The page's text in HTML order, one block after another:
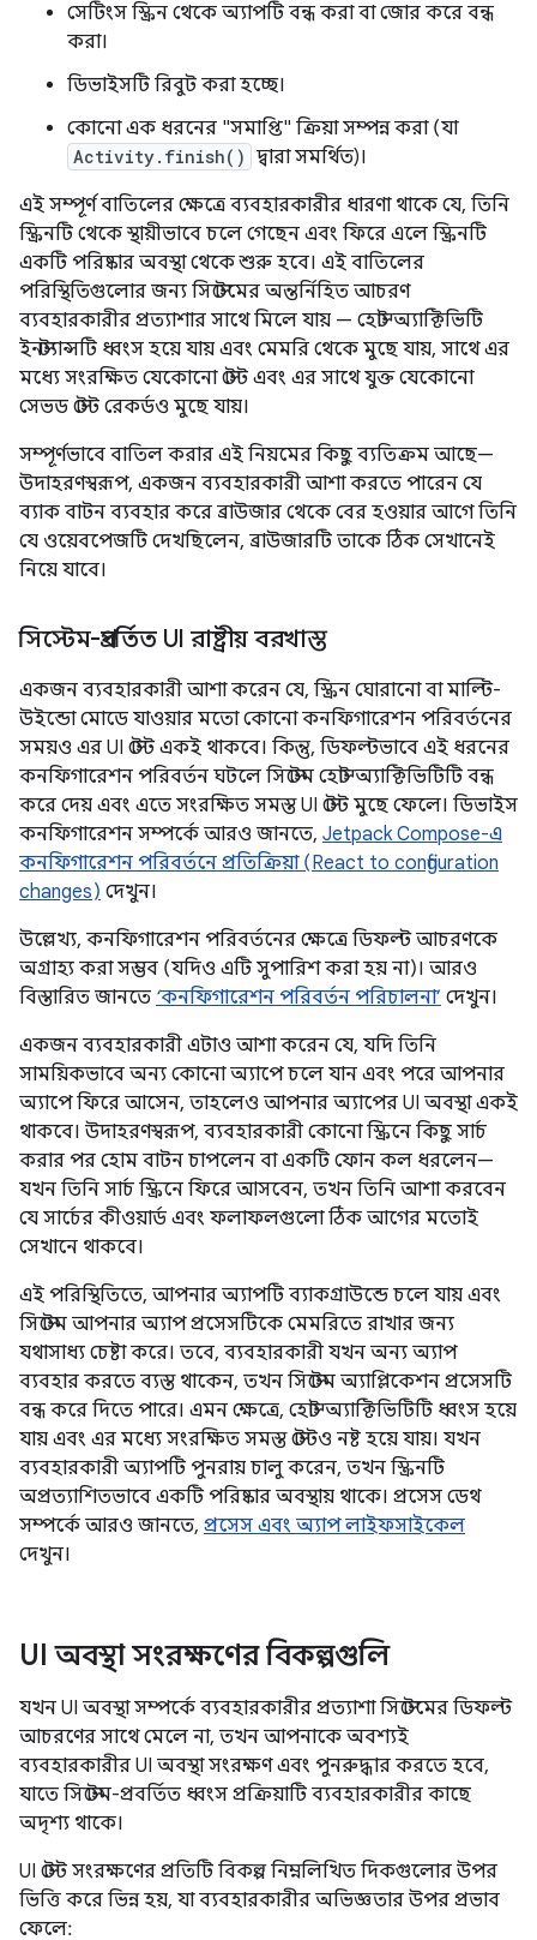
সেটিংস স্ক্রিন থেকে অ্যাপটি বন্ধ করা বা জোর করে বন্ধ
করা।
ডিভাইসটি রিবুট করা হচ্ছে।
কোনো এক ধরনের "সমাপ্তি" ক্রিয়া সম্পন্ন করা (যা
Activity.finish() দ্বারা সমর্থিত)।
এই সম্পূর্ণ বাতিলের ক্ষেত্রে ব্যবহারকারীর ধারণা থাকে যে, তিনি
স্ক্রিনটি থেকে স্থায়ীভাবে চলে গেছেন এবং ফিরে এলে স্ক্রিনটি
একটি পরিষ্কার অবস্থা থেকে শুরু হবে। এই বাতিলের
পরিস্থিতিগুলোর জন্য সিস্টেমের অন্তর্নিহিত আচরণ
ব্যবহারকারীর প্রত্যাশার সাথে মিলে যায় — হোস্ট অ্যাক্টিভিটি
ইনস্ট্যান্সটি ধ্বংস হয়ে যায় এবং মেমরি থেকে মুছে যায়, সাথে এর
মধ্যে সংরক্ষিত যেকোনো স্টেট এবং এর সাথে যুক্ত যেকোনো
সেভড স্টেট রেকর্ডও মুছে যায়।
সম্পূর্ণভাবে বাতিল করার এই নিয়মের কিছু ব্যতিক্রম আছে—
উদাহরণস্বরূপ, একজন ব্যবহারকারী আশা করতে পারেন যে
ব্যাক বাটন ব্যবহার করে ব্রাউজার থেকে বের হওয়ার আগে তিনি
যে ওয়েবপেজটি দেখছিলেন, ব্রাউজারটি তাকে ঠিক সেখানেই
নিয়ে যাবে।
সিস্টেম-প্রবর্তিত UI রাষ্ট্রীয় বরখাস্ত
একজন ব্যবহারকারী আশা করেন যে, স্ক্রিন ঘোরানো বা মাল্টি-
উইন্ডো মোডে যাওয়ার মতো কোনো কনফিগারেশন পরিবর্তনের
সময়ও এর UI স্টেট একই থাকবে। কিন্তু, ডিফল্টভাবে এই ধরনের
কনফিগারেশন পরিবর্তন ঘটলে সিস্টেম হোস্ট অ্যাক্টিভিটিটি বন্ধ
করে দেয় এবং এতে সংরক্ষিত সমস্ত UI স্টেট মুছে ফেলে। ডিভাইস
কনফিগারেশন সম্পর্কে আরও জানতে, Jetpack Compose-এ
কনফিগারেশন পরিবর্তনে প্রতিক্রিয়া (React to configuration
changes) দেখুন।
উল্লেখ্য, কনফিগারেশন পরিবর্তনের ক্ষেত্রে ডিফল্ট আচরণকে
অগ্রাহ্য করা সম্ভব (যদিও এটি সুপারিশ করা হয় না)। আরও
বিস্তারিত জানতে ‘কনফিগারেশন পরিবর্তন পরিচালনা’ দেখুন।
একজন ব্যবহারকারী এটাও আশা করেন যে, যদি তিনি
সাময়িকভাবে অন্য কোনো অ্যাপে চলে যান এবং পরে আপনার
অ্যাপে ফিরে আসেন, তাহলেও আপনার অ্যাপের UI অবস্থা একই
থাকবে। উদাহরণস্বরূপ, ব্যবহারকারী কোনো স্ক্রিনে কিছু সার্চ
করার পর হোম বাটন চাপলেন বা একটি ফোন কল ধরলেন—
যখন তিনি সার্চ স্ক্রিনে ফিরে আসবেন, তখন তিনি আশা করবেন
যে সার্চের কীওয়ার্ড এবং ফলাফলগুলো ঠিক আগের মতোই
সেখানে থাকবে।
এই পরিস্থিতিতে, আপনার অ্যাপটি ব্যাকগ্রাউন্ডে চলে যায় এবং
সিস্টেম আপনার অ্যাপ প্রসেসটিকে মেমরিতে রাখার জন্য
যথাসাধ্য চেষ্টা করে। তবে, ব্যবহারকারী যখন অন্য অ্যাপ
ব্যবহার করতে ব্যস্ত থাকেন, তখন সিস্টেম অ্যাপ্লিকেশন প্রসেসটি
বন্ধ করে দিতে পারে। এমন ক্ষেত্রে, হোস্ট অ্যাক্টিভিটিটি ধ্বংস হয়ে
যায় এবং এর মধ্যে সংরক্ষিত সমস্ত স্টেটও নষ্ট হয়ে যায়। যখন
ব্যবহারকারী অ্যাপটি পুনরায় চালু করেন, তখন স্ক্রিনটি
অপ্রত্যাশিতভাবে একটি পরিষ্কার অবস্থায় থাকে। প্রসেস ডেথ
সম্পর্কে আরও জানতে, প্রসেস এবং অ্যাপ লাইফসাইকেল
দেখুন।
UI অবস্থা সংরক্ষণের বিকল্পগুলি
যখন UI অবস্থা সম্পর্কে ব্যবহারকারীর প্রত্যাশা সিস্টেমের ডিফল্ট
আচরণের সাথে মেলে না, তখন আপনাকে অবশ্যই
ব্যবহারকারীর UI অবস্থা সংরক্ষণ এবং পুনরুদ্ধার করতে হবে,
যাতে সিস্টেম-প্রবর্তিত ধ্বংস প্রক্রিয়াটি ব্যবহারকারীর কাছে
অদৃশ্য থাকে।
UI স্টেট সংরক্ষণের প্রতিটি বিকল্প নিম্নলিখিত দিকগুলোর উপর
ভিত্তি করে ভিন্ন হয়, যা ব্যবহারকারীর অভিজ্ঞতার উপর প্রভাব
ফেলে: